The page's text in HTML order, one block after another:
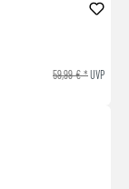
59,99 € *UVP